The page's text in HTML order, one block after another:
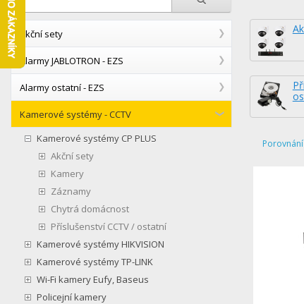
Akční sety
Alarmy JABLOTRON - EZS
Alarmy ostatní - EZS
Kamerové systémy - CCTV
Kamerové systémy CP PLUS
Akční sety
Kamery
Záznamy
Chytrá domácnost
Příslušenství CCTV / ostatní
Kamerové systémy HIKVISION
Kamerové systémy TP-LINK
Wi-Fi kamery Eufy, Baseus
Policejní kamery